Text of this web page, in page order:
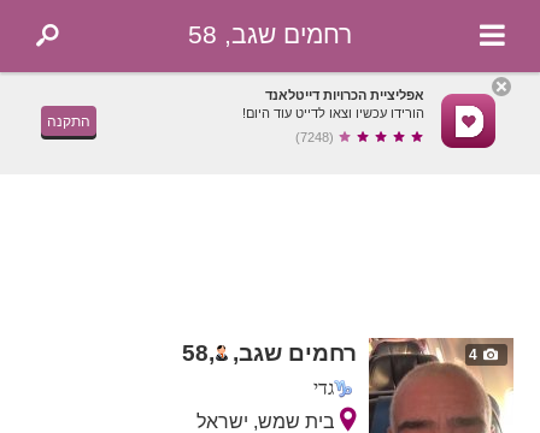
רחמים שגב, 58
אפליציית הכרויות דייטלאנד
הורידו עכשיו וצאו לדייט עוד היום!
(7248)
התקנה
4 רחמים שגב, ,
58
גדי
בית שמש, ישראל